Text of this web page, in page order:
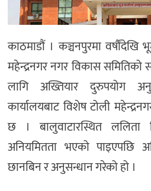
काठमाडौं । कञ्चनपुरमा वर्षौंदेखि
महेन्द्रनगर नगर विकास समितिको
लागि अख्तियार दुरुपयोग
कार्यालयबाट विशेष टोली
छ । बालुवाटारस्थित ललिता
अनियमितता भएको पाइएपछि
छानबिन र अनुसन्धान गरेको हो ।